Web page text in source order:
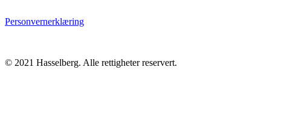
Personvernerklæring
© 2021 Hasselberg. Alle rettigheter reservert.